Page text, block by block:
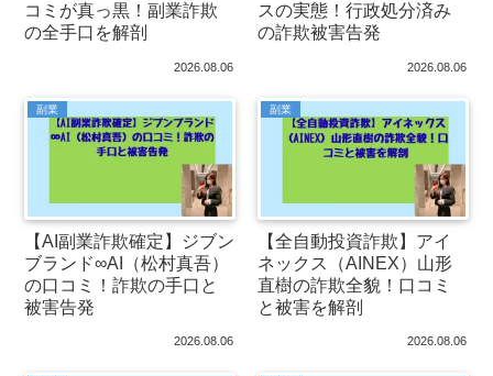
コミが真っ黒！副業詐欺
の全手口を解剖
2026.08.06
スの実態！行政処分済み
の詐欺被害告発
2026.08.06
副業
【AI副業詐欺確定】ジブン
ブランド∞AI（松村真吾）
の口コミ！詐欺の手口と
被害告発
2026.08.06
副業
【全自動投資詐欺】アイ
ネックス（AINEX）山形
直樹の詐欺全貌！口コミ
と被害を解剖
2026.08.06